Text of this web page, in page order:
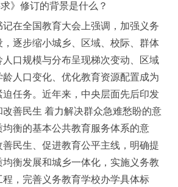
修订的背景是什么？
全国教育大会上强调，加强义务
逐步缩小城乡、区域、校际、群体
口规模与分布呈现梯次变动、区域
人口变化、优化教育资源配置成为
任务。近年来，中央层面先后印发
改善民生 着力解决群众急难愁盼的意
均衡的基本公共教育服务体系的意
善民生、促进教育公平主线，明确提
衡发展和城乡一体化，实施义务教
，完善义务教育学校办学具体标